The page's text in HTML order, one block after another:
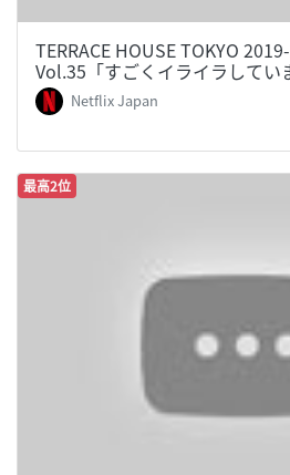
TERRACE HOUSE TOKYO
Vol.35「すごくイライラしてい
Netflix Japan
最高2位